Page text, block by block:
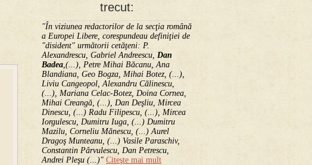
trecut:
"În viziunea redactorilor de la secţia română
a Europei Libere, corespundeau definiţiei de
"disident" următorii ce­tă­ţeni: P.
Alexandrescu, Gabriel Andreescu, Dan
Badea,(...), Petre Mihai Băcanu, Ana
Blandiana, Geo Bogza, Mihai Botez, (...),
Liviu Cangeopol, Alexandru Călinescu,
(...), Mariana Celac-Botez, Doina Cornea,
Mihai Creangă, (...), Dan Deşliu, Mircea
Dinescu, (...) Radu Filipescu, (...), Mircea
Iorgulescu, Dumitru Iuga, (...) Dumitru
Mazilu, Corneliu Mănescu, (...) Aurel
Dragoş Munteanu, (...) Vasile Paraschiv,
Constantin Pârvulescu, Dan Petrescu,
Andrei Pleşu (...)" Citeşte mai mult